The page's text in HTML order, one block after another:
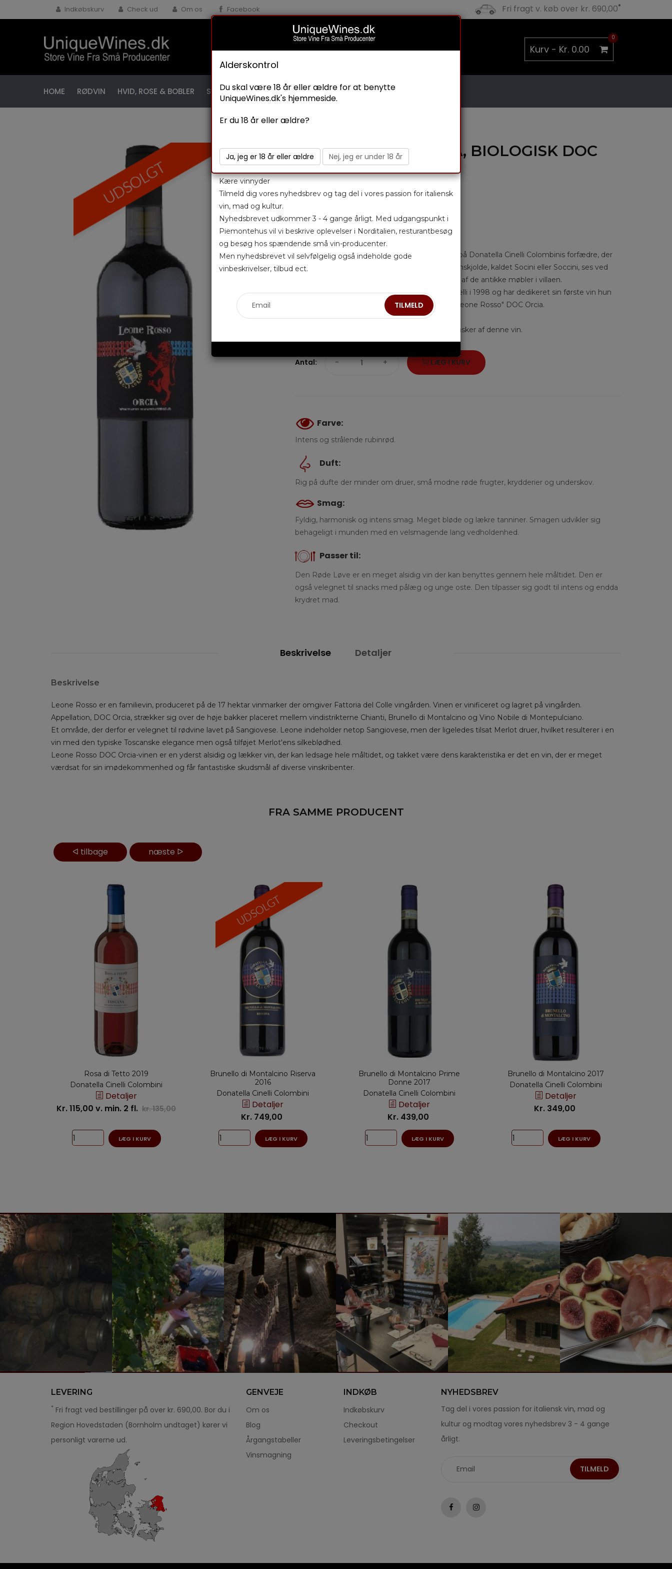
Nyhedsbrev
Kære vinnyder
Tilmeld dig vores nyhedsbrev og tag del i vores passion for italiensk
vin, mad og kultur.
Nyhedsbrevet udkommer 3 - 4 gange årligt. Med udgangspunkt i
Piemontehus vil vi beskrive oplevelser i Norditalien, resturantbesøg
og besøg hos spændende små vin-producenter.
Men nyhedsbrevet vil selvfølgelig også indeholde gode
vinbeskrivelser, tilbud ect.
TILMELD
Indkøbskurv Check ud Om os Facebook Fri fragt v. køb over kr. 690,00*
Kurv - Kr. 0.00
0
HOME RØDVIN HVID, ROSE & BOBLER SPECIALITETER BLOG
Alderskontrol
Du skal være 18 år eller ældre for at benytte
UniqueWines.dk's hjemmeside.
Er du 18 år eller ældre?
Ja, jeg er 18 år eller ældre Nej, jeg er under 18 år
LEONE ROSSO ORCIA, BIOLOGISK DOC
2019
Donatella Cinelli Colombini
Varenummer: 131
Kr. 149,00
Den svulmende løve på etiketten er symbolet på Donatella Cinelli Colombinis forfædre, der
byggede Fattoria del Colle i 1592. Families våbenskjolde, kaldet Socini eller Soccini, ses ved
indgangen til vingården, på lofterne og på flere af de antikke møbler i villaen.
Donatella modtog godset fra sin far Fausto Cinelli i 1998 og har dedikeret sin første vin hun
producerede til Socini-familien. Nemlig vinen "Leone Rosso" DOC Orcia.
I 2019-årgangen blev der produceret 20.000 flasker af denne vin.
Antal: - + LÆG I KURV
Farve:
Intens og strålende rubinrød.
Duft:
Rig på dufte der minder om druer, små modne røde frugter, krydderier og underskov.
Smag:
Fyldig, harmonisk og intens smag. Meget bløde og lækre tanniner. Smagen udvikler sig
behageligt i munden med en velsmagende lang vedholdenhed.
Passer til:
Den Røde Løve er en meget alsidig vin der kan benyttes gennem hele måltidet. Den er
også velegnet til snacks med pålæg og unge oste. Den tilpasser sig godt til intens og endda
krydret mad.
Beskrivelse Detaljer
Beskrivelse
Leone Rosso er en familievin, produceret på de 17 hektar vinmarker der omgiver Fattoria del Colle vingården. Vinen er vinificeret og lagret på vingården.
Appellation, DOC Orcia, strækker sig over de høje bakker placeret mellem vindistrikterne Chianti, Brunello di Montalcino og Vino Nobile di Montepulciano.
Et område, der derfor er velegnet til rødvine lavet på Sangiovese. Leone indeholder netop Sangiovese, men der ligeledes tilsat Merlot druer, hvilket resulterer i en
vin med den typiske Toscanske elegance men også tilføjet Merlot'ens silkeblødhed.
Leone Rosso DOC Orcia-vinen er en yderst alsidig og lækker vin, der kan ledsage hele måltidet, og takket være dens karakteristika er det en vin, der er meget
værdsat for sin imødekommenhed og får fantastiske skudsmål af diverse vinskribenter.
FRA SAMME PRODUCENT
ᐊ tilbage næste ᐅ
Rosa di Tetto 2019
Donatella Cinelli Colombini
Detaljer
Kr. 115,00 v. min. 2 fl. kr. 135,00
LÆG I KURV
Brunello di Montalcino Riserva
2016
Donatella Cinelli Colombini
Detaljer
Kr. 749,00
LÆG I KURV
Brunello di Montalcino Prime
Donne 2017
Donatella Cinelli Colombini
Detaljer
Kr. 439,00
LÆG I KURV
Brunello di Montalcino 2017
Donatella Cinelli Colombini
Detaljer
Kr. 349,00
LÆG I KURV
LEVERING
* Fri fragt ved bestillinger på over kr. 690,00. Bor du i
Region Hovedstaden (Bornholm undtaget) kører vi
personligt varerne ud.
GENVEJE
Om os
Blog
Årgangstabeller
Vinsmagning
INDKØB
Indkøbskurv
Checkout
Leveringsbetingelser
NYHEDSBREV
Tag del i vores passion for italiensk vin, mad og
kultur og modtag vores nyhedsbrev 3 - 4 gange
årligt.
TILMELD